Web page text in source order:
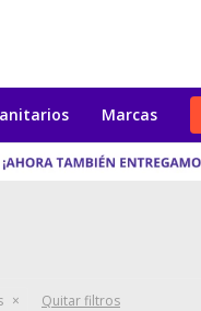
Marcas
Quitar filtros